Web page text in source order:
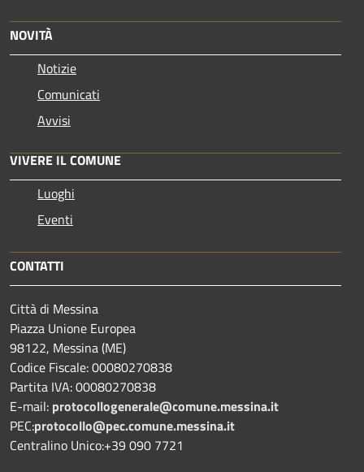
NOVITÀ
Notizie
Comunicati
Avvisi
VIVERE IL COMUNE
Luoghi
Eventi
CONTATTI
Città di Messina
Piazza Unione Europea
98122, Messina (ME)
Codice Fiscale: 00080270838
Partita IVA: 00080270838
E-mail: protocollogenerale@comune.messina.it
PEC:protocollo@pec.comune.messina.it
Centralino Unico:+39 090 7721